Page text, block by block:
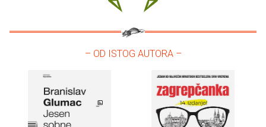
– OD ISTOG AUTORA –